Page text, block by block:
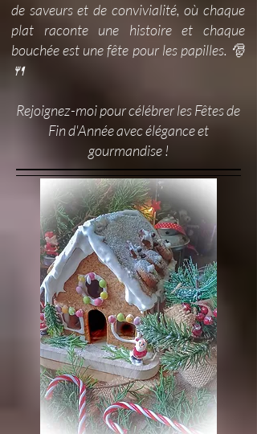
de saveurs et de convivialité, où chaque
plat raconte une histoire et chaque
bouchée est une fête pour les papilles. 🎅
🍴
Rejoignez-moi pour célébrer les Fêtes de
Fin d'Année avec élégance et
gourmandise !